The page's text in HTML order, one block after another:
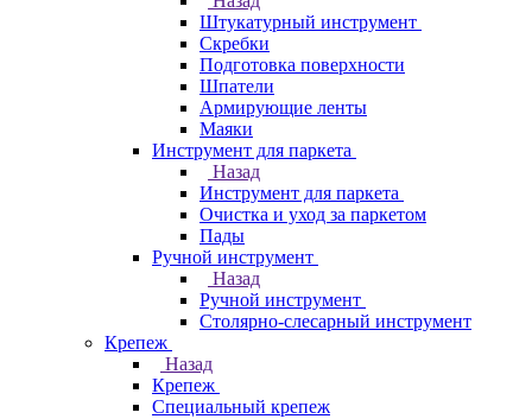
Штукатурный инструмент
Скребки
Подготовка поверхности
Шпатели
Армирующие ленты
Маяки
Инструмент для паркета
Назад
Инструмент для паркета
Очистка и уход за паркетом
Пады
Ручной инструмент
Назад
Ручной инструмент
Столярно-слесарный инструмент
Крепеж
Назад
Крепеж
Специальный крепеж